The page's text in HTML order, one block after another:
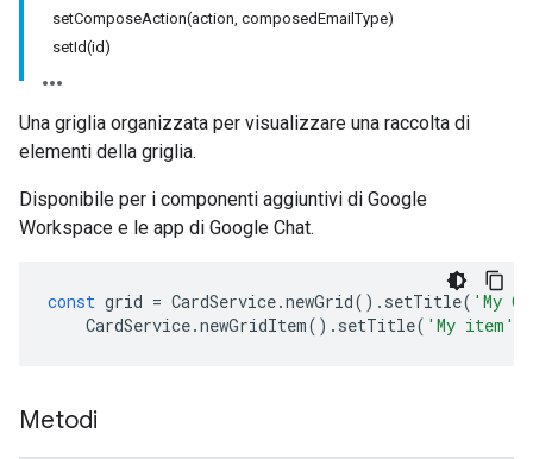
setComposeAction(action, composedEmailType)
setId(id)
Una griglia organizzata per visualizzare una raccolta di
elementi della griglia.
Disponibile per i componenti aggiuntivi di Google
Workspace e le app di Google Chat.
const grid = CardService.newGrid(). setTitle( 'My
CardService.newGridItem(). setTitle( 'My item'
Metodi